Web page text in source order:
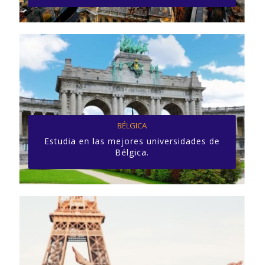
BÉLGICA
Estudia en las mejores universidades de
Bélgica.